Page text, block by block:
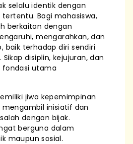
selalu identik dengan
Bagi mahasiswa,
berkaitan dengan
mengarahkan, dan
baik terhadap diri sendiri
disiplin, kejujuran, dan
utama
jiwa kepemimpinan
inisiatif dan
dengan bijak.
berguna dalam
maupun sosial.